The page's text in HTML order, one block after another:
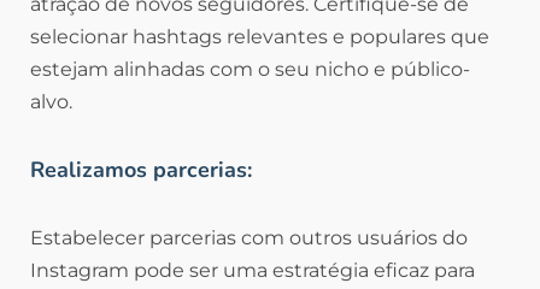
selecionar hashtags relevantes e populares que
estejam alinhadas com o seu nicho e público-
alvo.
Realizamos parcerias:
Estabelecer parcerias com outros usuários do
Instagram pode ser uma estratégia eficaz para